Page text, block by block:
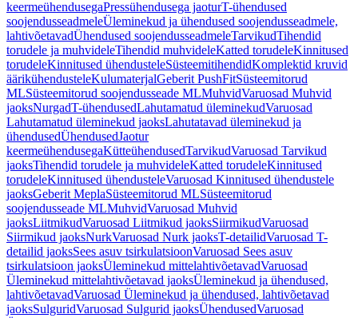
keermeühendusegaPressühendusega jaoturT-ühendused
soojendusseadmeleÜleminekud ja ühendused soojendusseadmele,
lahtivõetavadÜhendused soojendusseadmeleTarvikudTihendid
torudele ja muhvideleTihendid muhvideleKatted torudeleKinnitused
torudeleKinnitused ühendusteleSüsteemitihendidKomplektid kruvid
äärikühendusteleKulumaterjalGeberit PushFitSüsteemitorud
MLSüsteemitorud soojendusseade MLMuhvidVaruosad Muhvid
jaoksNurgadT-ühendusedLahutamatud üleminekudVaruosad
Lahutamatud üleminekud jaoksLahutatavad üleminekud ja
ühendusedÜhendusedJaotur
keermeühendusegaKütteühendusedTarvikudVaruosad Tarvikud
jaoksTihendid torudele ja muhvideleKatted torudeleKinnitused
torudeleKinnitused ühendusteleVaruosad Kinnitused ühendustele
jaoksGeberit MeplaSüsteemitorud MLSüsteemitorud
soojendusseade MLMuhvidVaruosad Muhvid
jaoksLiitmikudVaruosad Liitmikud jaoksSiirmikudVaruosad
Siirmikud jaoksNurkVaruosad Nurk jaoksT-detailidVaruosad T-
detailid jaoksSees asuv tsirkulatsioonVaruosad Sees asuv
tsirkulatsioon jaoksÜleminekud mittelahtivõetavadVaruosad
Üleminekud mittelahtivõetavad jaoksÜleminekud ja ühendused,
lahtivõetavadVaruosad Üleminekud ja ühendused, lahtivõetavad
jaoksSulguridVaruosad Sulgurid jaoksÜhendusedVaruosad